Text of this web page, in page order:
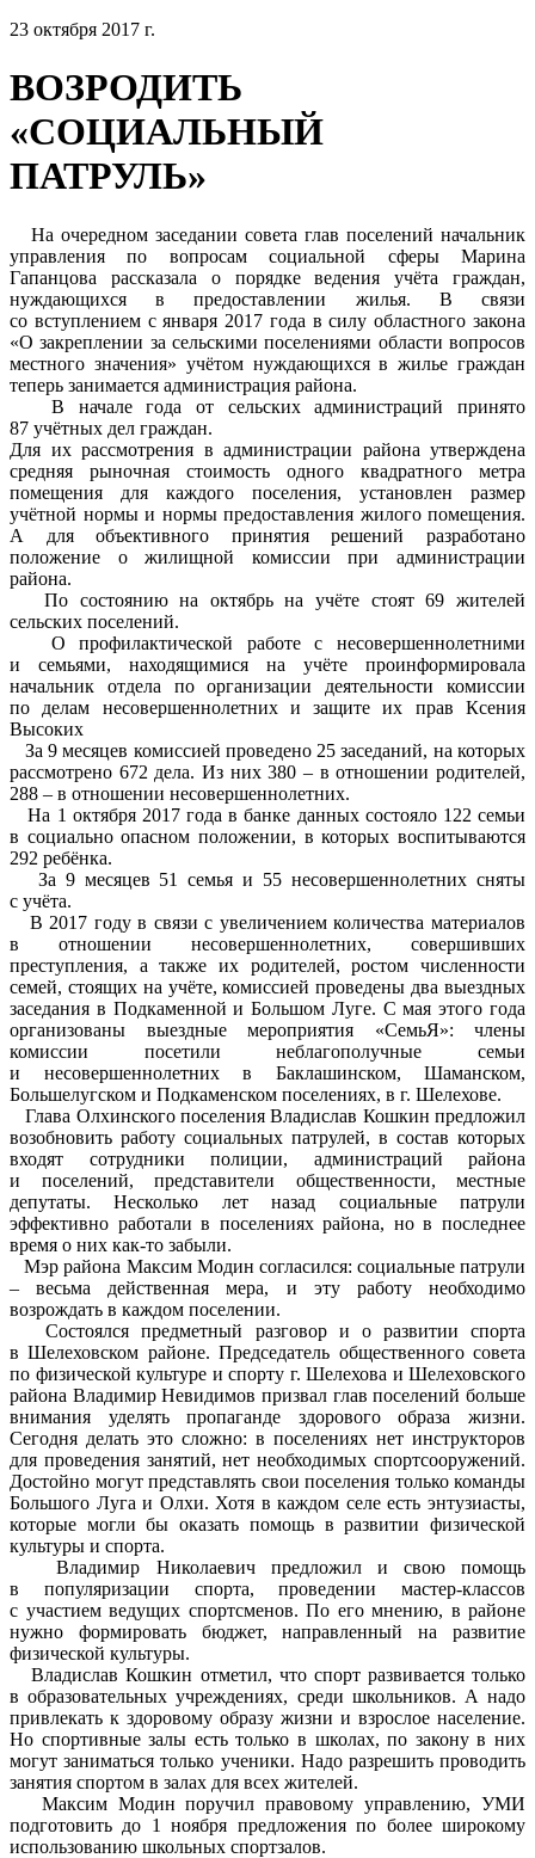
23 октября 2017 г.
ВОЗРОДИТЬ
«СОЦИАЛЬНЫЙ
ПАТРУЛЬ»
На очередном заседании совета глав поселений начальник
управления по вопросам социальной сферы Марина
Гапанцова рассказала о порядке ведения учёта граждан,
нуждающихся в предоставлении жилья. В связи
со вступлением с января 2017 года в силу областного закона
«О закреплении за сельскими поселениями области вопросов
местного значения» учётом нуждающихся в жилье граждан
теперь занимается администрация района.
В начале года от сельских администраций принято
87 учётных дел граждан.
Для их рассмотрения в администрации района утверждена
средняя рыночная стоимость одного квадратного метра
помещения для каждого поселения, установлен размер
учётной нормы и нормы предоставления жилого помещения.
А для объективного принятия решений разработано
положение о жилищной комиссии при администрации
района.
По состоянию на октябрь на учёте стоят 69 жителей
сельских поселений.
О профилактической работе с несовершеннолетними
и семьями, находящимися на учёте проинформировала
начальник отдела по организации деятельности комиссии
по делам несовершеннолетних и защите их прав Ксения
Высоких
За 9 месяцев комиссией проведено 25 заседаний, на которых
рассмотрено 672 дела. Из них 380 – в отношении родителей,
288 – в отношении несовершеннолетних.
На 1 октября 2017 года в банке данных состояло 122 семьи
в социально опасном положении, в которых воспитываются
292 ребёнка.
За 9 месяцев 51 семья и 55 несовершеннолетних сняты
с учёта.
В 2017 году в связи с увеличением количества материалов
в отношении несовершеннолетних, совершивших
преступления, а также их родителей, ростом численности
семей, стоящих на учёте, комиссией проведены два выездных
заседания в Подкаменной и Большом Луге. С мая этого года
организованы выездные мероприятия «СемьЯ»: члены
комиссии посетили неблагополучные семьи
и несовершеннолетних в Баклашинском, Шаманском,
Большелугском и Подкаменском поселениях, в г. Шелехове.
Глава Олхинского поселения Владислав Кошкин предложил
возобновить работу социальных патрулей, в состав которых
входят сотрудники полиции, администраций района
и поселений, представители общественности, местные
депутаты. Несколько лет назад социальные патрули
эффективно работали в поселениях района, но в последнее
время о них как-то забыли.
Мэр района Максим Модин согласился: социальные патрули
– весьма действенная мера, и эту работу необходимо
возрождать в каждом поселении.
Состоялся предметный разговор и о развитии спорта
в Шелеховском районе. Председатель общественного совета
по физической культуре и спорту г. Шелехова и Шелеховского
района Владимир Невидимов призвал глав поселений больше
внимания уделять пропаганде здорового образа жизни.
Сегодня делать это сложно: в поселениях нет инструкторов
для проведения занятий, нет необходимых спортсооружений.
Достойно могут представлять свои поселения только команды
Большого Луга и Олхи. Хотя в каждом селе есть энтузиасты,
которые могли бы оказать помощь в развитии физической
культуры и спорта.
Владимир Николаевич предложил и свою помощь
в популяризации спорта, проведении мастер-классов
с участием ведущих спортсменов. По его мнению, в районе
нужно формировать бюджет, направленный на развитие
физической культуры.
Владислав Кошкин отметил, что спорт развивается только
в образовательных учреждениях, среди школьников. А надо
привлекать к здоровому образу жизни и взрослое население.
Но спортивные залы есть только в школах, по закону в них
могут заниматься только ученики. Надо разрешить проводить
занятия спортом в залах для всех жителей.
Максим Модин поручил правовому управлению, УМИ
подготовить до 1 ноября предложения по более широкому
использованию школьных спортзалов.